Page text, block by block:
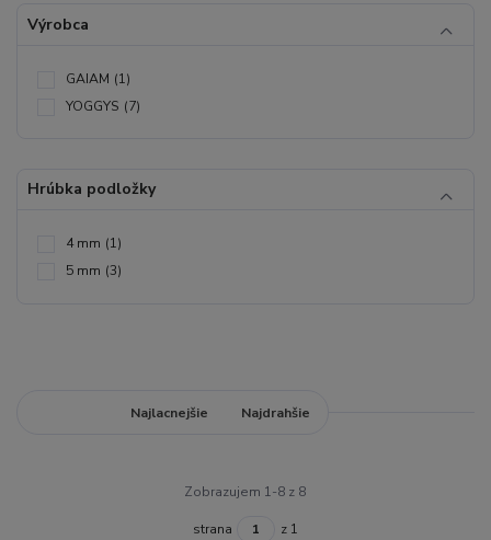
Výrobca
GAIAM (1)
YOGGYS (7)
Hrúbka podložky
4 mm (1)
5 mm (3)
Najlacnejšie Najdrahšie
Zobrazujem 1-8 z 8
strana z 1